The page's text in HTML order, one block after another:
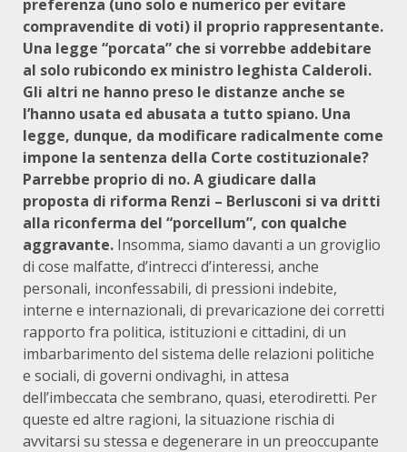
preferenza (uno solo e numerico per evitare
compravendite di voti) il proprio rappresentante.
Una legge “porcata” che si vorrebbe addebitare
al solo rubicondo ex ministro leghista Calderoli.
Gli altri ne hanno preso le distanze anche se
l’hanno usata ed abusata a tutto spiano. Una
legge, dunque, da modificare radicalmente come
impone la sentenza della Corte costituzionale?
Parrebbe proprio di no. A giudicare dalla
proposta di riforma Renzi – Berlusconi si va dritti
alla riconferma del “porcellum”, con qualche
aggravante. Insomma, siamo davanti a un groviglio
di cose malfatte, d’intrecci d’interessi, anche
personali, inconfessabili, di pressioni indebite,
interne e internazionali, di prevaricazione dei corretti
rapporto fra politica, istituzioni e cittadini, di un
imbarbarimento del sistema delle relazioni politiche
e sociali, di governi ondivaghi, in attesa
dell’imbeccata che sembrano, quasi, eterodiretti. Per
queste ed altre ragioni, la situazione rischia di
avvitarsi su stessa e degenerare in un preoccupante